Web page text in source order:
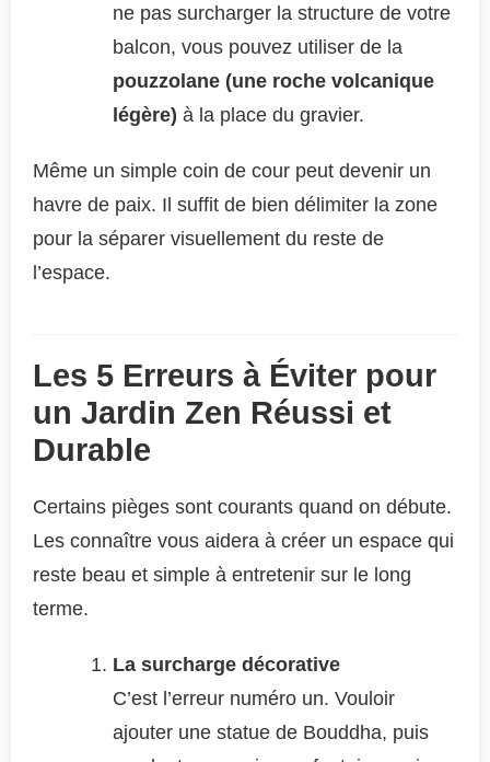
ne pas surcharger la structure de votre
balcon, vous pouvez utiliser de la
pouzzolane (une roche volcanique
légère) à la place du gravier.
Même un simple coin de cour peut devenir un
havre de paix. Il suffit de bien délimiter la zone
pour la séparer visuellement du reste de
l’espace.
Les 5 Erreurs à Éviter pour
un Jardin Zen Réussi et
Durable
Certains pièges sont courants quand on débute.
Les connaître vous aidera à créer un espace qui
reste beau et simple à entretenir sur le long
terme.
La surcharge décorative
C’est l’erreur numéro un. Vouloir
ajouter une statue de Bouddha, puis